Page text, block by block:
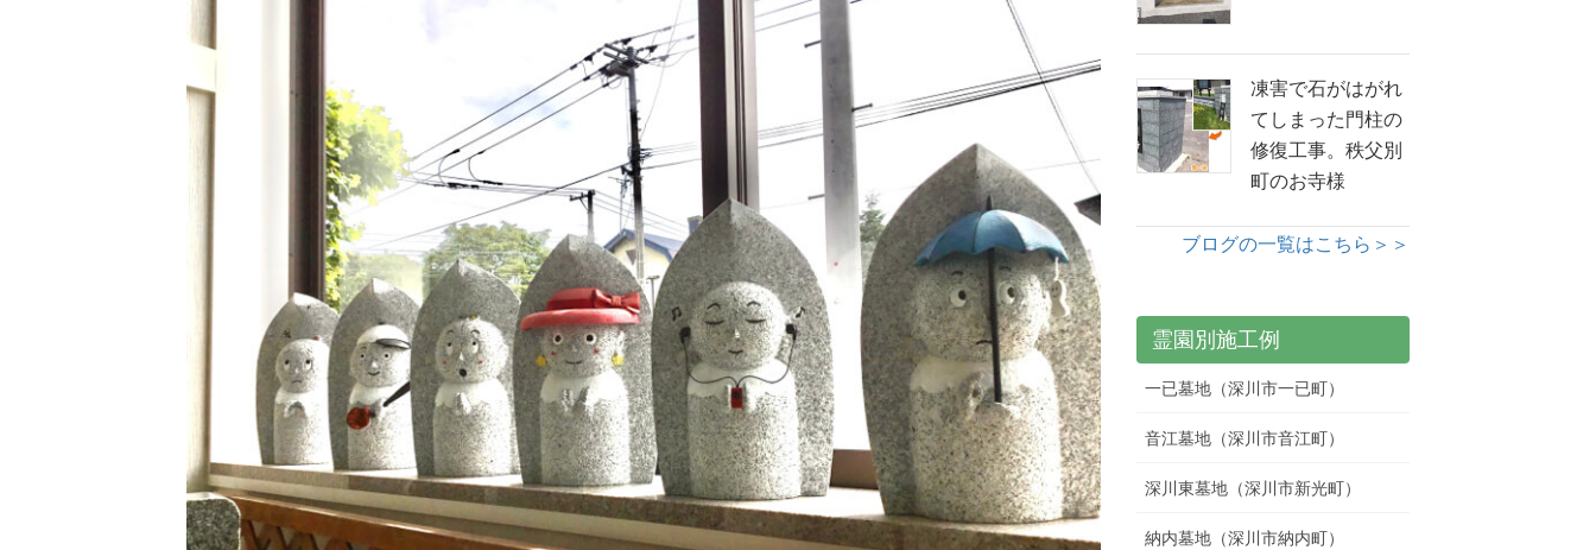
凍害で石がはがれ
てしまった門柱の
修復工事。秩父別
町のお寺様
ブログの一覧はこちら＞＞
霊園別施工例
一已墓地（深川市一已町）
音江墓地（深川市音江町）
深川東墓地（深川市新光町）
納内墓地（深川市納内町）